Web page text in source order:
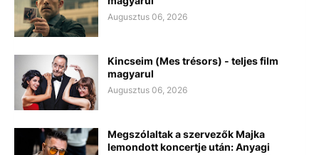
Augusztus 06, 2026
Kincseim (Mes trésors) - teljes film
magyarul
Augusztus 06, 2026
Megszólaltak a szervezők Majka
lemondott koncertje után: Anyagi